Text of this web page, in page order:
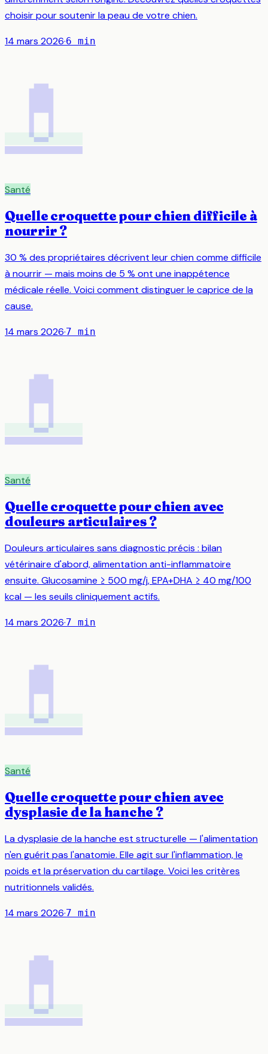
choisir pour soutenir la peau de votre chien.
14 mars 2026·6 min
💊
Santé
Quelle croquette pour chien difficile à
nourrir ?
30 % des propriétaires décrivent leur chien comme difficile
à nourrir — mais moins de 5 % ont une inappétence
médicale réelle. Voici comment distinguer le caprice de la
cause.
14 mars 2026·7 min
💊
Santé
Quelle croquette pour chien avec
douleurs articulaires ?
Douleurs articulaires sans diagnostic précis : bilan
vétérinaire d'abord, alimentation anti-inflammatoire
ensuite. Glucosamine ≥ 500 mg/j, EPA+DHA ≥ 40 mg/100
kcal — les seuils cliniquement actifs.
14 mars 2026·7 min
💊
Santé
Quelle croquette pour chien avec
dysplasie de la hanche ?
La dysplasie de la hanche est structurelle — l'alimentation
n'en guérit pas l'anatomie. Elle agit sur l'inflammation, le
poids et la préservation du cartilage. Voici les critères
nutritionnels validés.
14 mars 2026·7 min
💊